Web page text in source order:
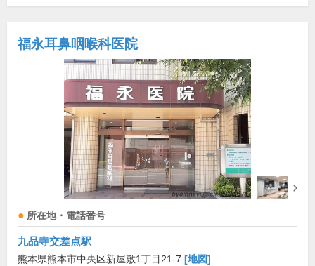
福永耳鼻咽喉科医院
所在地・電話番号
九品寺交差点駅
熊本県熊本市中央区新屋敷1丁目21-7 [地図]